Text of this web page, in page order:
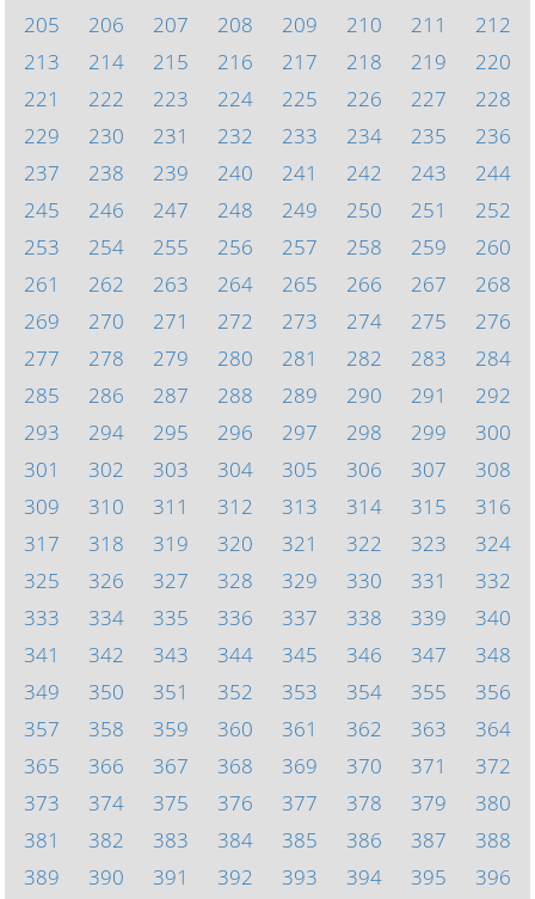
205
206 207 208 209 210 211
212
213
214 215 216 217 218 219
220
221
222 223 224 225 226 227
228
229
230 231 232 233 234 235
236
237
238 239 240 241 242 243
244
245
246 247 248 249 250 251
252
253
254 255 256 257 258 259
260
261
262 263 264 265 266 267
268
269
270 271 272 273 274 275
276
277
278 279 280 281 282 283
284
285
286 287 288 289 290 291
292
293
294 295 296 297 298 299
300
301
302 303 304 305 306 307
308
309
310 311 312 313 314 315
316
317
318 319 320 321 322 323
324
325
326 327 328 329 330 331
332
333
334 335 336 337 338 339
340
341
342 343 344 345 346 347
348
349
350 351 352 353 354 355
356
357
358 359 360 361 362 363
364
365
366 367 368 369 370 371
372
373
374 375 376 377 378 379
380
381
382 383 384 385 386 387
388
389
390 391 392 393 394 395
396